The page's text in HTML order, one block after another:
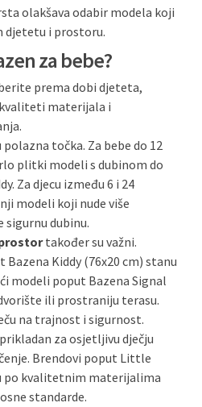
olakšava odabir modela koji
djetetu i prostoru.
za bebe?
prema dobi djeteta,
materijala i
polazna točka. Za bebe do 12
plitki modeli s dubinom do
Za djecu između 6 i 24
modeli koji nude više
sigurnu dubinu.
također su važni.
Kiddy (76x20 cm) stanu
modeli poput Bazena Signal
ili prostraniju terasu.
na trajnost i sigurnost.
za osjetljivu dječju
Brendovi poput Little
po kvalitetnim materijalima
standarde.